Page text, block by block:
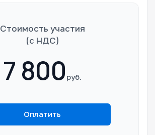
Стоимость участия
(c НДС)
7 800 руб.
Оплатить